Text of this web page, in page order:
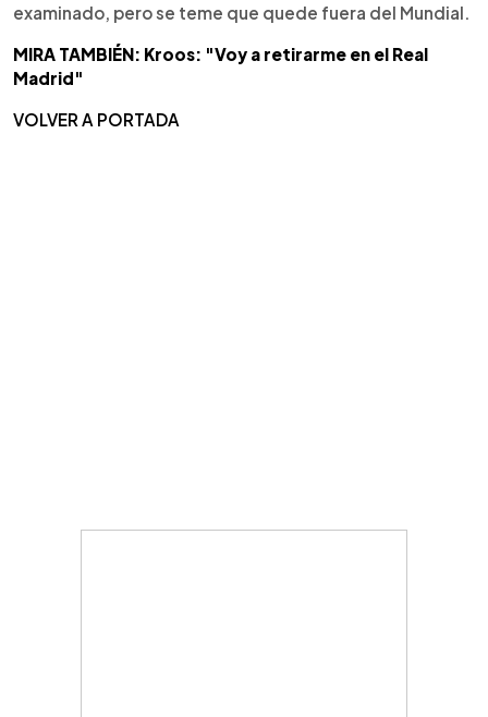
examinado, pero se teme que quede fuera del Mundial.
MIRA TAMBIÉN: Kroos: "Voy a retirarme en el Real
Madrid"
VOLVER A PORTADA